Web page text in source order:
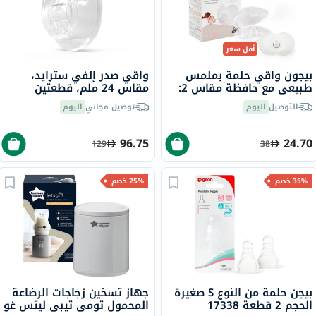
أقل سعر
بيجون واقي حلمة بملمس
طبيعي مع حافظة مقاس 2:
من 13 إلى 16 ملم حزمة من 2التوصيل اليوم
24.70
38
واقي صدر إلفي سترايد،
مقاس 24 ملم، قطعتين
توصيل مجاني اليوم
96.75
129
35% خصم
بيجن حلمة من النوع S صغيرة
الحجم 2 قطعة 17338
25% خصم
جهاز تسخين زجاجات الرضاعة
المحمول تومي تيبي ليتس غو